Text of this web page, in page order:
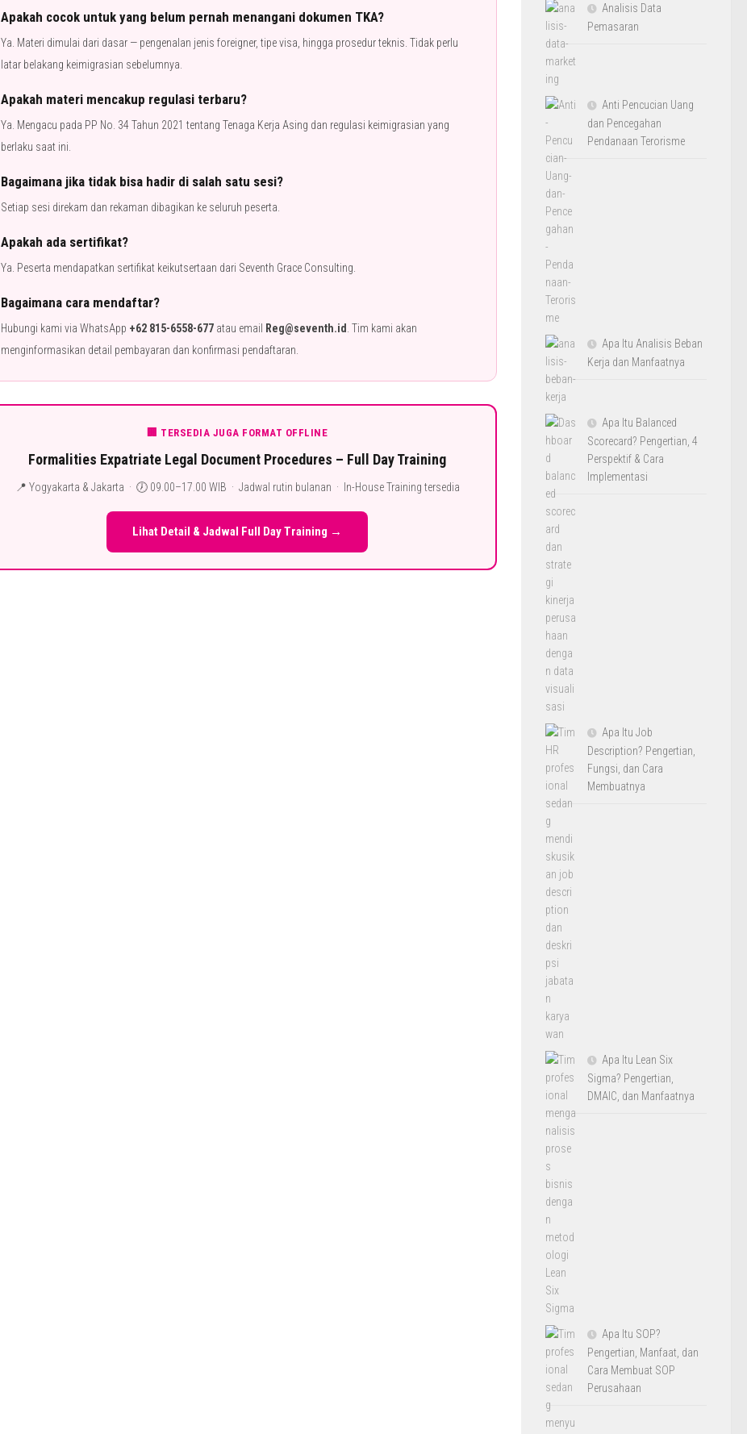
Apakah cocok untuk yang belum pernah menangani dokumen TKA?
Ya. Materi dimulai dari dasar — pengenalan jenis foreigner, tipe visa, hingga prosedur teknis. Tidak perlu
latar belakang keimigrasian sebelumnya.
Apakah materi mencakup regulasi terbaru?
Ya. Mengacu pada PP No. 34 Tahun 2021 tentang Tenaga Kerja Asing dan regulasi keimigrasian yang
berlaku saat ini.
Bagaimana jika tidak bisa hadir di salah satu sesi?
Setiap sesi direkam dan rekaman dibagikan ke seluruh peserta.
Apakah ada sertifikat?
Ya. Peserta mendapatkan sertifikat keikutsertaan dari Seventh Grace Consulting.
Bagaimana cara mendaftar?
Hubungi kami via WhatsApp +62 815-6558-677 atau email Reg@seventh.id . Tim kami akan
menginformasikan detail pembayaran dan konfirmasi pendaftaran.
🏢 TERSEDIA JUGA FORMAT OFFLINE
Formalities Expatriate Legal Document Procedures – Full Day Training
📍 Yogyakarta & Jakarta · 🕖 09.00–17.00 WIB · Jadwal rutin bulanan · In-House Training tersedia
Lihat Detail & Jadwal Full Day Training →
Analisis Data
Pemasaran
Anti Pencucian Uang
dan Pencegahan
Pendanaan Terorisme
Apa Itu Analisis Beban
Kerja dan Manfaatnya
Apa Itu Balanced
Scorecard? Pengertian, 4
Perspektif & Cara
Implementasi
Apa Itu Job
Description? Pengertian,
Fungsi, dan Cara
Membuatnya
Apa Itu Lean Six
Sigma? Pengertian,
DMAIC, dan Manfaatnya
Apa Itu SOP?
Pengertian, Manfaat, dan
Cara Membuat SOP
Perusahaan